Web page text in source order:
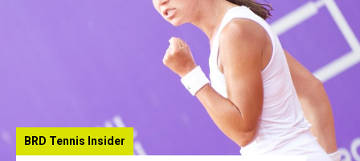
BRD Tennis Insider